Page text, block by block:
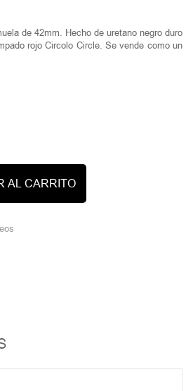
de 42mm. Hecho de uretano negro duro
rojo Circolo Circle. Se vende como un
AL CARRITO